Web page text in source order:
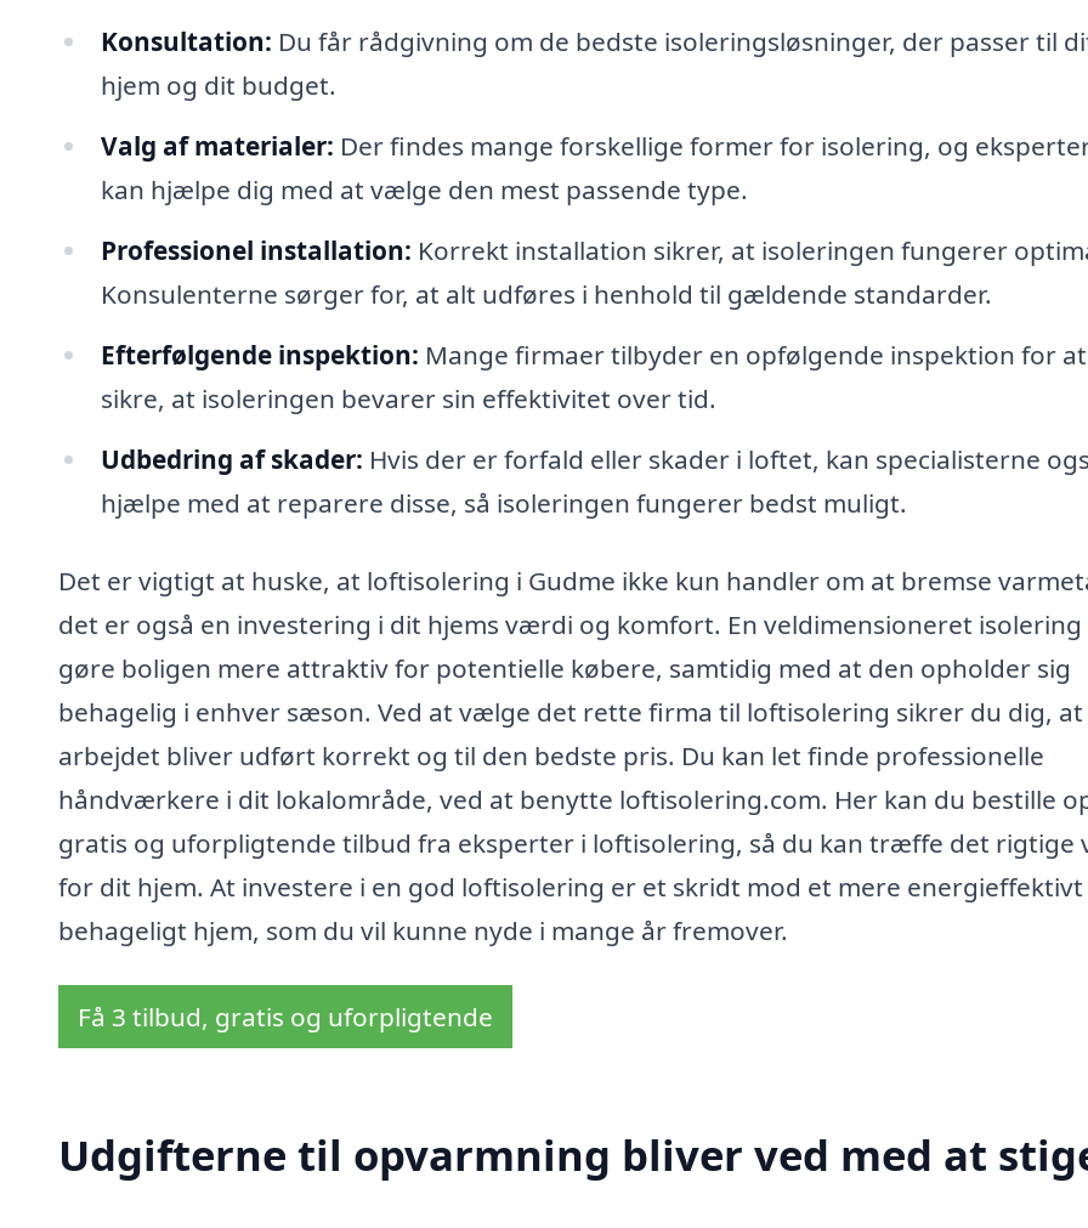
Konsultation: Du får rådgivning om de bedste isoleringsløsninger, der passer til
hjem og dit budget.
Valg af materialer: Der findes mange forskellige former for isolering, og
kan hjælpe dig med at vælge den mest passende type.
Professionel installation: Korrekt installation sikrer, at isoleringen fungerer
Konsulenterne sørger for, at alt udføres i henhold til gældende standarder.
Efterfølgende inspektion: Mange firmaer tilbyder en opfølgende inspektion for at
sikre, at isoleringen bevarer sin effektivitet over tid.
Udbedring af skader: Hvis der er forfald eller skader i loftet, kan specialisterne
hjælpe med at reparere disse, så isoleringen fungerer bedst muligt.
Det er vigtigt at huske, at loftisolering i Gudme ikke kun handler om at bremse
det er også en investering i dit hjems værdi og komfort. En veldimensioneret isolering
gøre boligen mere attraktiv for potentielle købere, samtidig med at den opholder sig
behagelig i enhver sæson. Ved at vælge det rette firma til loftisolering sikrer du dig, at
arbejdet bliver udført korrekt og til den bedste pris. Du kan let finde professionelle
håndværkere i dit lokalområde, ved at benytte loftisolering.com. Her kan du bestille
gratis og uforpligtende tilbud fra eksperter i loftisolering, så du kan træffe det rigtige
for dit hjem. At investere i en god loftisolering er et skridt mod et mere
behageligt hjem, som du vil kunne nyde i mange år fremover.
Få 3 tilbud, gratis og uforpligtende
Udgifterne til opvarmning bliver ved med at